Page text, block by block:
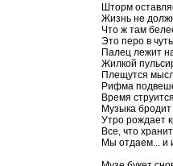
Шторм
Жизнь не
Что ж там
Это перо в
Палец лежит
Жилкой
Плещутся
Рифма
Время
Музыка
Утро рождает
Все, что
Мы отдаем... и